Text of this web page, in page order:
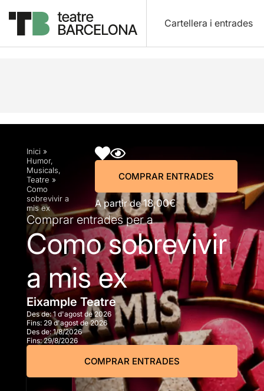
Cartellera i entrades
Descripció Horaris Fitxa artística Info
Inici »
Humor,
Musicals,
Teatre »
Como
sobrevivir a
mis ex
A partir de18,00€
COMPRAR ENTRADES
Comprar entrades per a
Como sobrevivir
a mis ex
Eixample Teatre
Des de:1 d'agost de 2026
Fins: 29 d'agost de 2026
Des de:1/8/2026
Fins:29/8/2026
COMPRAR ENTRADES